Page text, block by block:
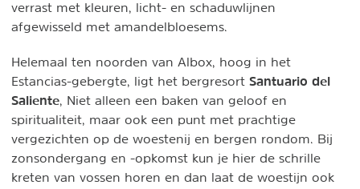
verrast met kleuren, licht- en schaduwlijnen
afgewisseld met amandelbloesems.
Helemaal ten noorden van Albox, hoog in het
Estancias-gebergte, ligt het bergresort Santuario del
Saliente , Niet alleen een baken van geloof en
spiritualiteit, maar ook een punt met prachtige
vergezichten op de woestenij en bergen rondom. Bij
zonsondergang en -opkomst kun je hier de schrille
kreten van vossen horen en dan laat de woestijn ook